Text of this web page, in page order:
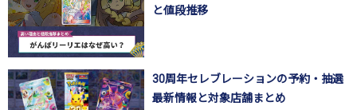
と値段推移
30周年セレブレーションの予約・抽選
最新情報と対象店舗まとめ